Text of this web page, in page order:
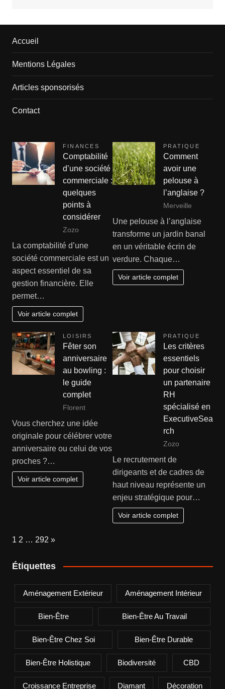
Accueil
Mentions Légales
Articles sponsorisés
Contact
FINANCES
Comptabilité
d’une société
commerciale :
quelques
points à
considérer
Zozo
La comptabilité d’une
société commerciale est un
aspect essentiel de sa
gestion financière. Elle
permet…
Voir article complet
PRATIQUE
Comment
avoir une
pelouse à
l’anglaise ?
Merveille
Une pelouse à l’anglaise
transforme un jardin banal
en un véritable écrin de
verdure. Chaque…
Voir article complet
LOISIRS
Fêter son
anniversaire
au bowling :
le guide
complet
Florent
Vous cherchez une idée
originale pour célébrer votre
anniversaire ou celui de vos
proches ?…
Voir article complet
PRATIQUE
Les critères
essentiels
pour choisir
un partenaire
RH
spécialisé en
ExecutiveSea
rch
Zozo
Le recrutement de
dirigeants et de cadres de
haut niveau représente un
enjeu stratégique pour…
Voir article complet
Page:
1 2 … 292 Next
»
Étiquettes
Aménagement Extérieur Aménagement Intérieur
Bien-Être Bien-Être Au Travail
Bien-Être Chez Soi Bien-Être Durable
Bien-Être Holistique Biodiversité CBD
Croissance Entreprise Diamant Décoration